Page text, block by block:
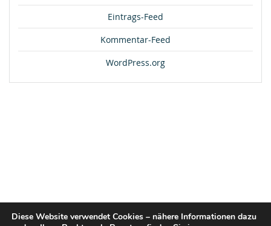
Eintrags-Feed
Kommentar-Feed
WordPress.org
Diese Website verwendet Cookies – nähere Informationen dazu